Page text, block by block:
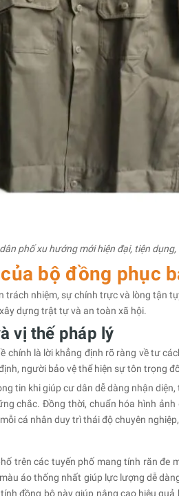
phố xu hướng mới hiện đại, tiện
bộ đồng phục
nhiệm, sự chính trực và lòng tận
dựng trật tự và an toàn xã hội.
vị thế pháp lý
chính là lời khẳng định rõ ràng về tư
người bảo vệ thể hiện sự tôn trọng
tin khi giúp cư dân dễ dàng nhận
chắc. Đồng thời, chuẩn hóa hình
cá nhân duy trì thái độ chuyên
trên các tuyến phố mang tính răn đe
áo thống nhất giúp lực lượng dễ
đồng bộ này giúp nâng cao hiệu